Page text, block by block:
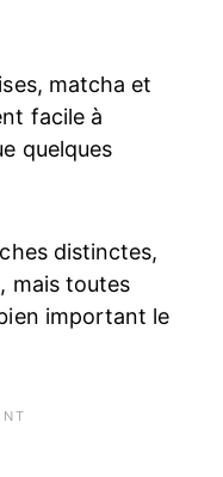
matcha et
facile à
quelques
distinctes,
mais toutes
important le